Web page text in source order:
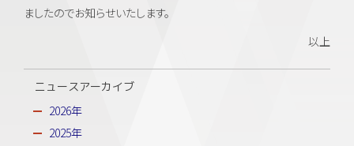
ましたのでお知らせいたします。
以上
ニュースアーカイブ
2026年
2025年